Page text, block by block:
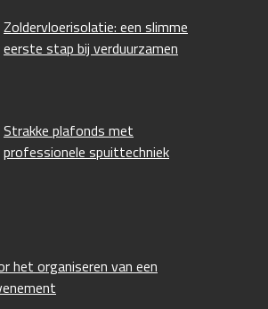
Zoldervloerisolatie: een slimme
eerste stap bij verduurzamen
Strakke plafonds met
professionele spuittechniek
het organiseren van een